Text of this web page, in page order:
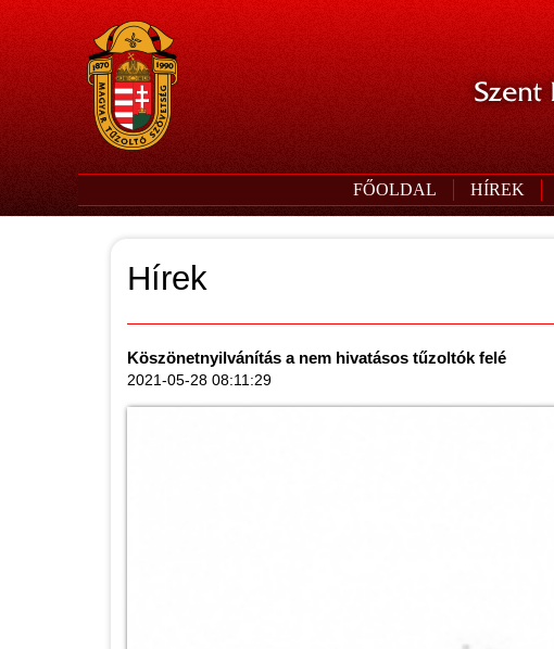
Szent
FŐOLDAL HÍREK
Hírek
Köszönetnyilvánítás a nem hivatásos tűzoltók felé
2021-05-28 08:11:29